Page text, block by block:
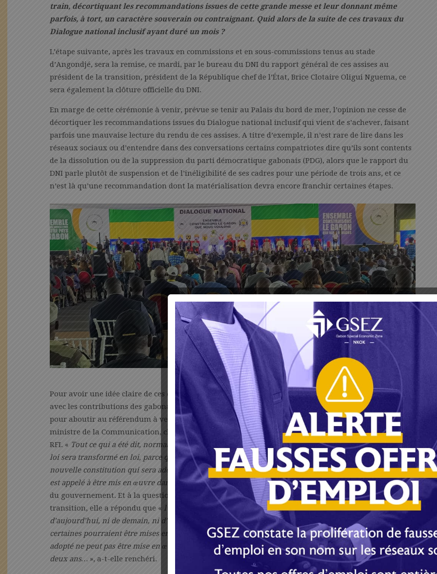
train, décortiquant les recommandations issues de cette grande messe et leur donnant même
parfois, à tort, un caractère souverain ou contraignant. Quid alors de la suite de ces travaux du
Dialogue national inclusif ayant duré un mois ?
L’étape suivante, après les travaux en commissions et en sous-commissions tenus au stade
d’Angondjé, sera la remise, ce mardi, par le bureau du DNI du rapport général de ces assises au
président de la transition, président de la République chef de l’État, Brice Clotaire Oligui Nguema, ce
sera également la clôture officielle du DNI.
En marge de cette cérémonie à venir, prévue se tenir au Palais du bord de mer, l’opinion ne cesse de
décortiquer les recommandations issues du Dialogue national inclusif qui vient de s’achever, faisant
parfois une mauvaise lecture du rendu de ces assises. A titre d’exemple, il n’est rare de lire dans les
réseaux sociaux ou d’entendre dans des conversations certains compatriotes dire qu’ils sont contents
de la dissolution ou de la suppression du parti démocratique gabonais (PDG), alors que le rapport du
DNI parle plutôt de suspension et de l’inéligibilité de ses cadres pour une période de trois ans, et ce
n’est là qu’une recommandation dont la matérialisation devra encore franchir certaines étapes.
Pour avoir une idée claire de ces étapes et de la suite du processus qui a débuté, il y a quelques mois,
avec les contributions des gabonais de tout bord, en passant par le récent Dialogue national inclusif
pour aboutir au référendum à venir, il importe de revenir sur l’interview que Laurence Ndong,
ministre de la Communication, chargé des Médias, a accordé à Sébastien Németh, correspondant de
RFI. « Tout ce qui a été dit, normalement va être transmis aux sectoriels et ce qui doit être transformé en
loi sera transformé en loi, parce qu’il y aura une constituante qui va donc se charger de rédiger une
nouvelle constitution qui sera adoptée par référendum. Donc tout ce qui va sortir du Dialogue national
est appelé à être mis en œuvre dans la mesure du possible…», a déclaré Laurence Ndong, porte-parole
du gouvernement. Et à la question de savoir si ces reformes vont être mises en place avant la fin de la
transition, elle a répondu que « l’objectif était de travailler à construire le Gabon pas seulement
d’aujourd’hui, ni de demain, ni d’après-demain, on s’inscrit dans le long terme. Les résolutions,
certaines pourraient être mises en œuvre là pendant la transition mais d’autres non. Tout ce qui a été
adopté ne peut pas être mise en œuvre, déjà là on est à huit mois de la transition, donc il reste moins de
deux ans… », a-t-elle renchéri.